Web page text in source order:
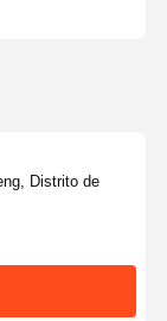
Distrito de